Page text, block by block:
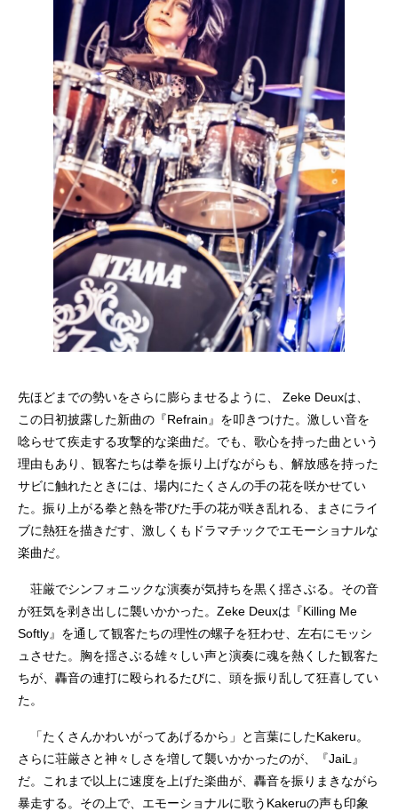
先ほどまでの勢いをさらに膨らませるように、 Zeke Deuxは、
この日初披露した新曲の『Refrain』を叩きつけた。激しい音を
唸らせて疾走する攻撃的な楽曲だ。でも、歌心を持った曲という
理由もあり、観客たちは拳を振り上げながらも、解放感を持った
サビに触れたときには、場内にたくさんの手の花を咲かせてい
た。振り上がる拳と熱を帯びた手の花が咲き乱れる、まさにライ
ブに熱狂を描きだす、激しくもドラマチックでエモーショナルな
楽曲だ。
荘厳でシンフォニックな演奏が気持ちを黒く揺さぶる。その音
が狂気を剥き出しに襲いかかった。Zeke Deuxは『Killing Me
Softly』を通して観客たちの理性の螺子を狂わせ、左右にモッシ
ュさせた。胸を揺さぶる雄々しい声と演奏に魂を熱くした観客た
ちが、轟音の連打に殴られるたびに、頭を振り乱して狂喜してい
た。
「たくさんかわいがってあげるから」と言葉にしたKakeru。
さらに荘厳さと神々しさを増して襲いかかったのが、『JaiL』
だ。これまで以上に速度を上げた楽曲が、轟音を振りまきながら
暴走する。その上で、エモーショナルに歌うKakeruの声も印象